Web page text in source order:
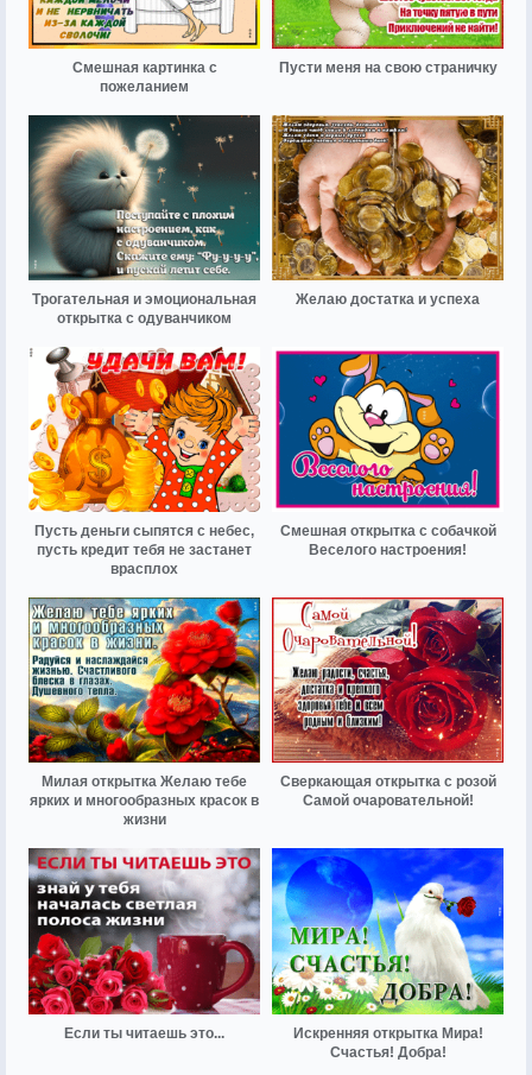
Смешная картинка с
пожеланием
Пусти меня на свою страничку
Трогательная и эмоциональная
открытка с одуванчиком
Желаю достатка и успеха
Пусть деньги сыпятся с небес,
пусть кредит тебя не застанет
врасплох
Смешная открытка с собачкой
Веселого настроения!
Милая открытка Желаю тебе
ярких и многообразных красок в
жизни
Сверкающая открытка с розой
Самой очаровательной!
Если ты читаешь это...
Искренняя открытка Мира!
Счастья! Добра!